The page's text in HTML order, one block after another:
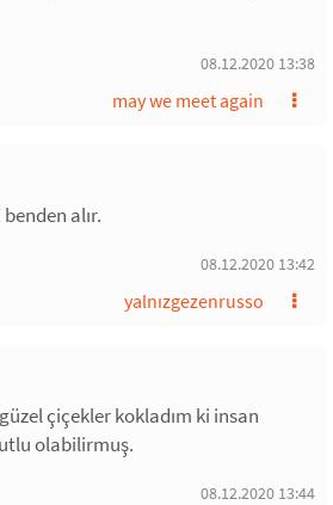
08.12.2020 13:38
may we meet again
alır.
08.12.2020 13:42
yalnızgezenrusso
çiçekler kokladım ki insan
olabilirmuş.
08.12.2020 13:44